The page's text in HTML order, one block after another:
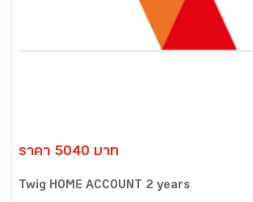
ราคา 5040 บาท
Twig HOME ACCOUNT 2 years